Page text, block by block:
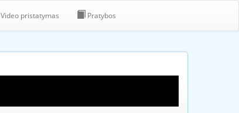
Video pristatymas Pratybos